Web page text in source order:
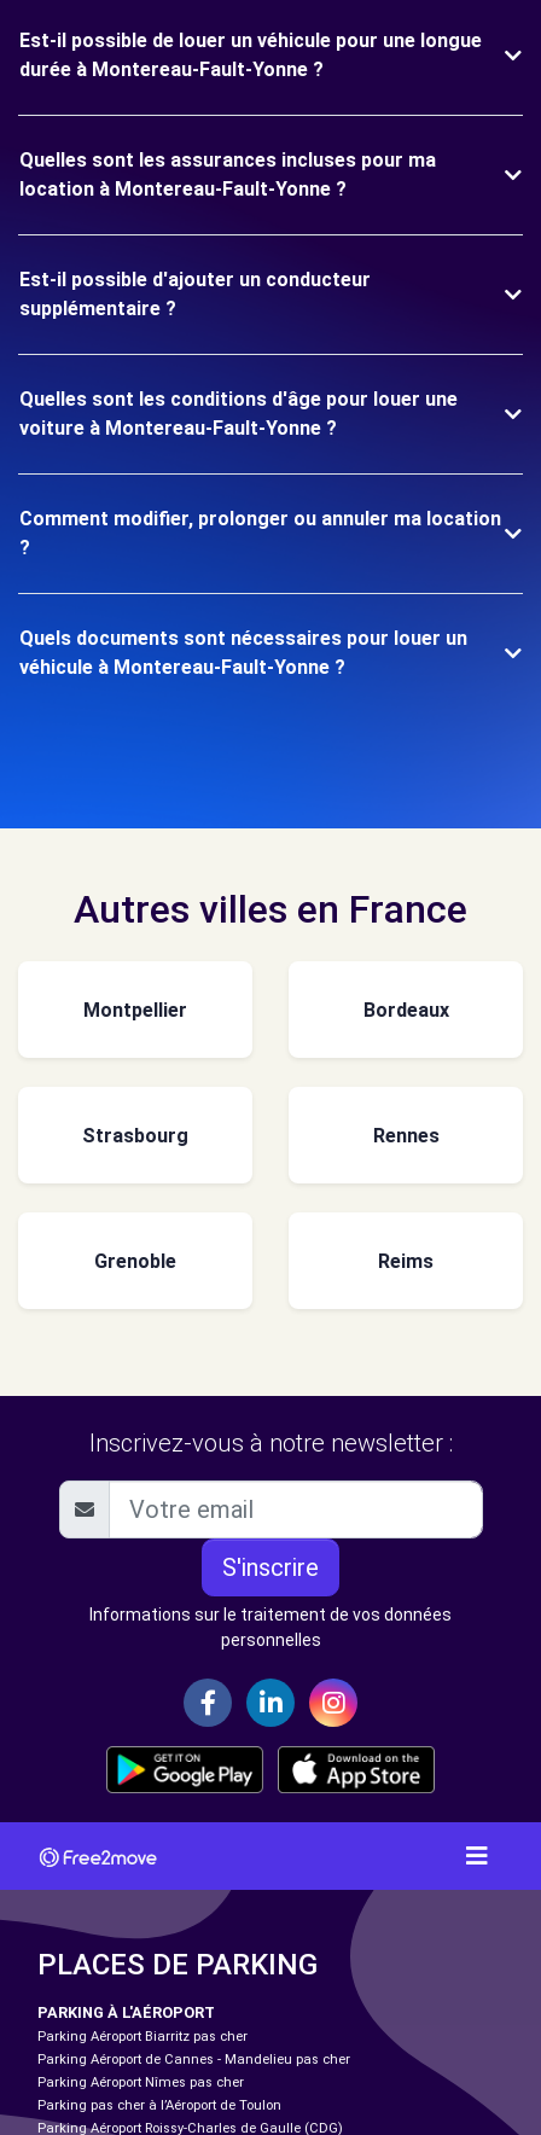
Est-il possible de louer un véhicule pour une longue
durée à Montereau-Fault-Yonne ?
Quelles sont les assurances incluses pour ma
location à Montereau-Fault-Yonne ?
Est-il possible d'ajouter un conducteur
supplémentaire ?
Quelles sont les conditions d'âge pour louer une
voiture à Montereau-Fault-Yonne ?
Comment modifier, prolonger ou annuler ma location
?
Quels documents sont nécessaires pour louer un
véhicule à Montereau-Fault-Yonne ?
Autres villes en France
Montpellier Bordeaux
Strasbourg Rennes
Grenoble Reims
Inscrivez-vous à notre newsletter :
S'inscrire
Informations sur le traitement de vos données
personnelles
PLACES DE PARKING
PARKING À L'AÉROPORT
Parking Aéroport Biarritz pas cher
Parking Aéroport de Cannes - Mandelieu pas cher
Parking Aéroport Nîmes pas cher
Parking pas cher à l’Aéroport de Toulon
Parking Aéroport Roissy-Charles de Gaulle (CDG)